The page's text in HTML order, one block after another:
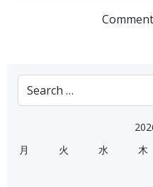
navigation
Search
for:
月
火 水 木